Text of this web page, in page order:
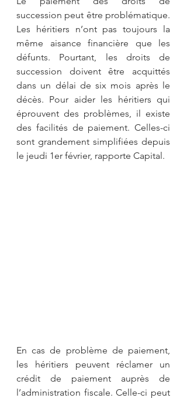
succession peut être problématique.
Les héritiers n’ont pas toujours la
même aisance financière que les
défunts. Pourtant, les droits de
succession doivent être acquittés
dans un délai de six mois après le
décès. Pour aider les héritiers qui
éprouvent des problèmes, il existe
des facilités de paiement. Celles-ci
sont grandement simplifiées depuis
le jeudi 1er février, rapporte Capital.
En cas de problème de paiement,
les héritiers peuvent réclamer un
crédit de paiement auprès de
l’administration fiscale. Celle-ci peut